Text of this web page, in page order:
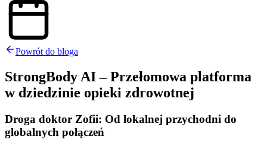
Powrót do bloga
StrongBody AI – Przełomowa platforma
w dziedzinie opieki zdrowotnej
Droga doktor Zofii: Od lokalnej przychodni do
globalnych połączeń